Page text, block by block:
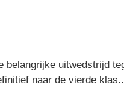
uitwedstrijd
naar de vierde